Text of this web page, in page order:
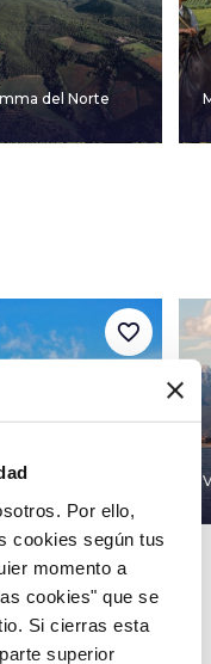
Por ello,
cookies según tus
momento a
cookies" que se
Si cierras esta
superior
del Norte
favorite_border